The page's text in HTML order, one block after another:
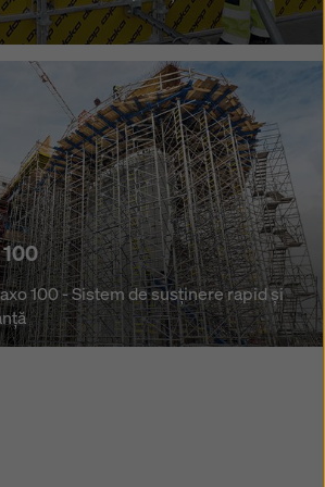
100 - Sistem de susţinere rapid şi